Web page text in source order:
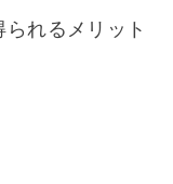
れるメリット